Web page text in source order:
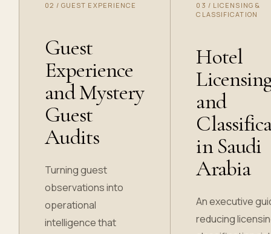
02 / GUEST EXPERIENCE
Guest
Experience
and Mystery
Guest
Audits
Turning guest
observations into
operational
intelligence that
03 / LICENSING &
CLASSIFICATION
Hotel
and
in Saudi
Arabia
An executive
reducing